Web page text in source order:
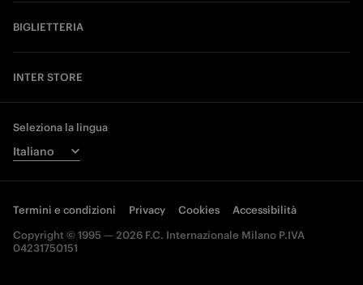
BIGLIETTERIA
INTER STORE
Seleziona la lingua
Termini e condizioni Privacy Cookies
Accessibilità
Copyright © 1995 — 2026 F.C. Internazionale Milano P.IVA
04231750151